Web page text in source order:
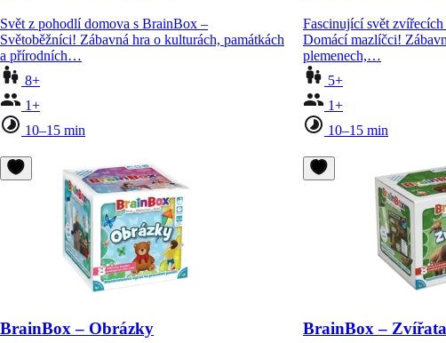
Svět z pohodlí domova s BrainBox –
Světoběžníci! Zábavná hra o kulturách, památkách
a přírodních…
8+
1+
10–15 min
Fascinující svět
Domácí mazlíčci!
plemenech,…
5+
1+
10–15 min
BrainBox – Obrázky BrainBox – Zvířata